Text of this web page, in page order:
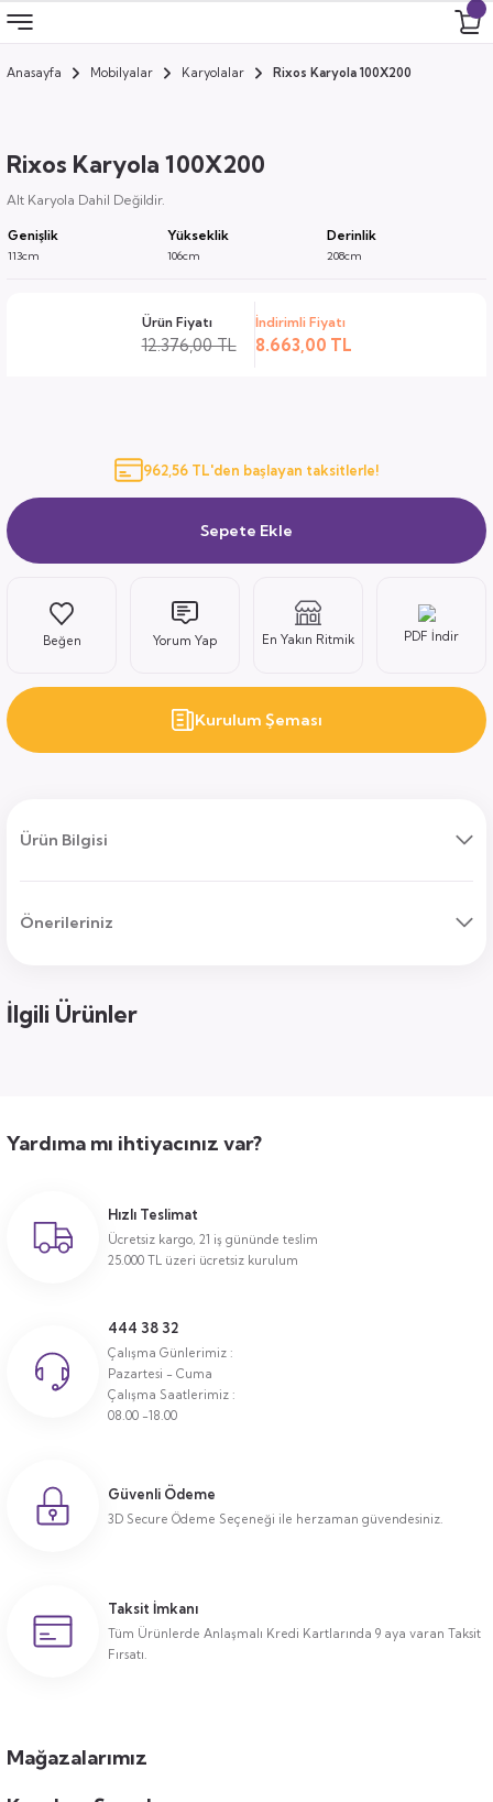
Geri Dön
Geri Dön
Geri Dön
Geri Dön
Anasayfa Mobilyalar Karyolalar Rixos Karyola 100X200
Rixos Karyola 100X200
Alt Karyola Dahil Değildir.
Genişlik Yükseklik Derinlik
113cm 106cm 208cm
Ürün Fiyatı
12.376,00 TL
İndirimli Fiyatı
8.663,00 TL
962,56 TL'den başlayan taksitlerle!
Sepete Ekle
Yorum Yap En Yakın Ritmik PDF İndir
Kurulum Şeması
Ürün Bilgisi
Önerileriniz
İlgili Ürünler
Yardıma mı ihtiyacınız var?
Hızlı Teslimat
Ücretsiz kargo, 21 iş gününde teslim
25.000 TL üzeri ücretsiz kurulum
444 38 32
Çalışma Günlerimiz :
Pazartesi - Cuma
Çalışma Saatlerimiz :
08.00 -18.00
Güvenli Ödeme
3D Secure Ödeme Seçeneği ile herzaman güvendesiniz.
Taksit İmkanı
Tüm Ürünlerde Anlaşmalı Kredi Kartlarında 9 aya varan Taksit
Fırsatı.
Mağazalarımız